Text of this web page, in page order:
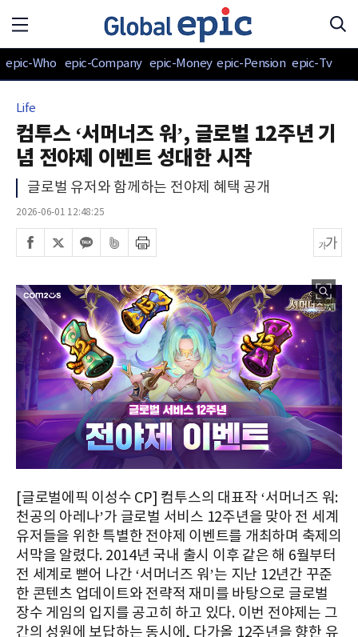
epic-Who epic-Company epic-Money epic-Pension epic-Tv
Life
컴투스 ‘서머너즈 워’, 글로벌 12주년 기
념 전야제 이벤트 성대한 시작
글로벌 유저와 함께하는 전야제 혜택 공개
2026-06-01 12:48:25
[글로벌에픽 이성수 CP] 컴투스의 대표작 ‘서머너즈 워:
천공의 아레나’가 글로벌 서비스 12주년을 맞아 전 세계
유저들을 위한 특별한 전야제 이벤트를 개최하며 축제의
서막을 알렸다. 2014년 국내 출시 이후 같은 해 6월부터
전 세계로 뻗어 나간 ‘서머너즈 워’는 지난 12년간 꾸준
한 콘텐츠 업데이트와 전략적 재미를 바탕으로 글로벌
장수 게임의 입지를 공고히 하고 있다. 이번 전야제는 그
간의 성원에 보답하는 동시에, 다가올 12주년을 향한 유